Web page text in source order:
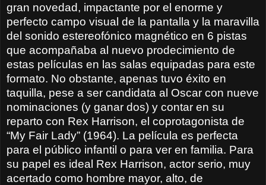
gran novedad, impactante por el enorme y
perfecto campo visual de la pantalla y la maravilla
del sonido estereofónico magnético en 6 pistas
que acompañaba al nuevo prodecimiento de
estas películas en las salas equipadas para este
formato. No obstante, apenas tuvo éxito en
taquilla, pese a ser candidata al Oscar con nueve
nominaciones (y ganar dos) y contar en su
reparto con Rex Harrison, el coprotagonista de
“My Fair Lady” (1964). La película es perfecta
para el público infantil o para ver en familia. Para
su papel es ideal Rex Harrison, actor serio, muy
acertado como hombre mayor, alto, de